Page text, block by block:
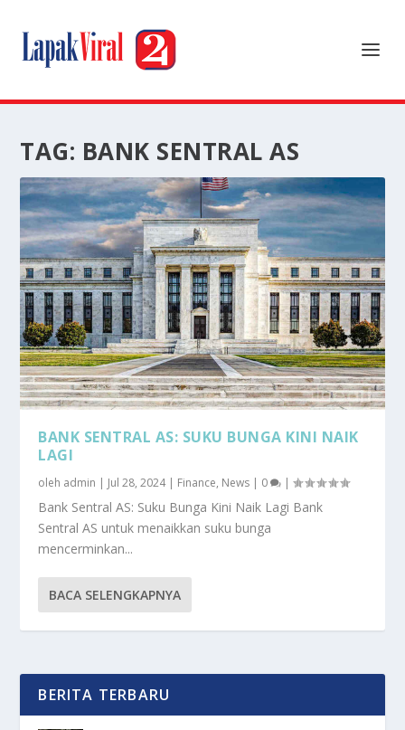
TAG: BANK SENTRAL AS
BANK SENTRAL AS: SUKU BUNGA KINI NAIK
LAGI
oleh admin | Jul 28, 2024| Finance, News | 0 |
Bank Sentral AS: Suku Bunga Kini Naik Lagi Bank
Sentral AS untuk menaikkan suku bunga
mencerminkan...
BACA SELENGKAPNYA
BERITA TERBARU